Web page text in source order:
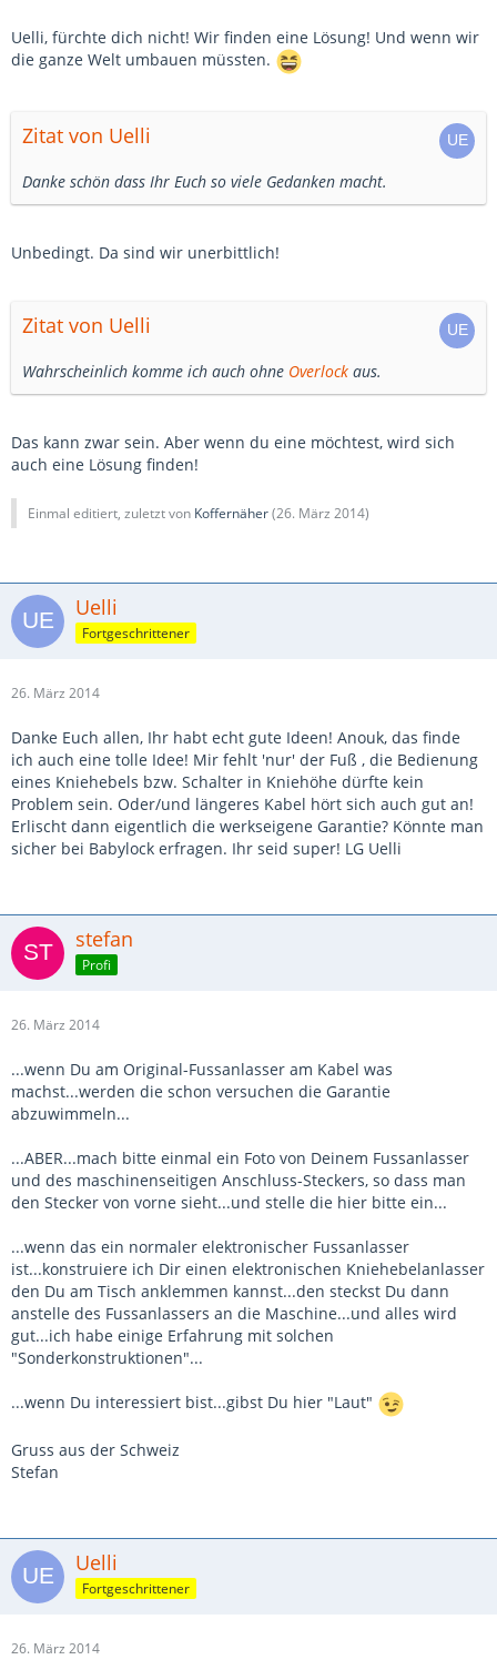
Uelli, fürchte dich nicht! Wir finden eine Lösung! Und wenn wir
die ganze Welt umbauen müssten.
Zitat von Uelli
Danke schön dass Ihr Euch so viele Gedanken macht.
Unbedingt. Da sind wir unerbittlich!
Zitat von Uelli
Wahrscheinlich komme ich auch ohne Overlock aus.
Das kann zwar sein. Aber wenn du eine möchtest, wird sich
auch eine Lösung finden!
Einmal editiert, zuletzt von Koffernäher(26. März 2014)
Uelli
Fortgeschrittener
26. März 2014
Danke Euch allen, Ihr habt echt gute Ideen! Anouk, das finde
ich auch eine tolle Idee! Mir fehlt 'nur' der Fuß , die Bedienung
eines Kniehebels bzw. Schalter in Kniehöhe dürfte kein
Problem sein. Oder/und längeres Kabel hört sich auch gut an!
Erlischt dann eigentlich die werkseigene Garantie? Könnte man
sicher bei Babylock erfragen. Ihr seid super! LG Uelli
stefan
Profi
26. März 2014
...wenn Du am Original-Fussanlasser am Kabel was
machst...werden die schon versuchen die Garantie
abzuwimmeln...
...ABER...mach bitte einmal ein Foto von Deinem Fussanlasser
und des maschinenseitigen Anschluss-Steckers, so dass man
den Stecker von vorne sieht...und stelle die hier bitte ein...
...wenn das ein normaler elektronischer Fussanlasser
ist...konstruiere ich Dir einen elektronischen Kniehebelanlasser
den Du am Tisch anklemmen kannst...den steckst Du dann
anstelle des Fussanlassers an die Maschine...und alles wird
gut...ich habe einige Erfahrung mit solchen
"Sonderkonstruktionen"...
...wenn Du interessiert bist...gibst Du hier "Laut"
Gruss aus der Schweiz
Stefan
Uelli
Fortgeschrittener
26. März 2014